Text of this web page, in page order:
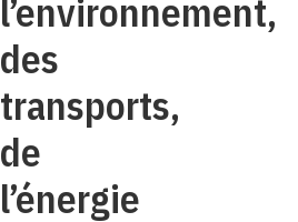
l’environnement,
des
transports,
de
l’énergie